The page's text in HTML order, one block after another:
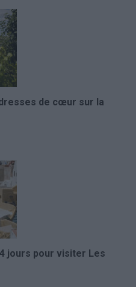
de cœur sur la
jours pour visiter Les